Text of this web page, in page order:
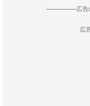
--------------------広
広